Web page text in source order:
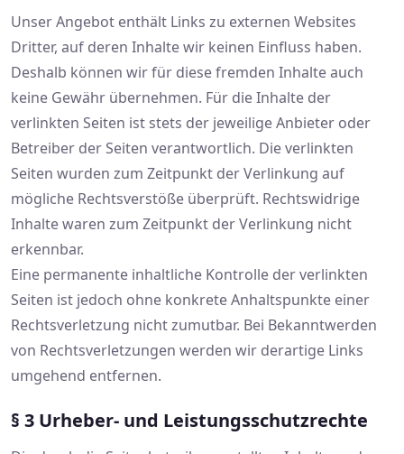
Unser Angebot enthält Links zu externen Websites
Dritter, auf deren Inhalte wir keinen Einfluss haben.
Deshalb können wir für diese fremden Inhalte auch
keine Gewähr übernehmen. Für die Inhalte der
verlinkten Seiten ist stets der jeweilige Anbieter oder
Betreiber der Seiten verantwortlich. Die verlinkten
Seiten wurden zum Zeitpunkt der Verlinkung auf
mögliche Rechtsverstöße überprüft. Rechtswidrige
Inhalte waren zum Zeitpunkt der Verlinkung nicht
erkennbar.
Eine permanente inhaltliche Kontrolle der verlinkten
Seiten ist jedoch ohne konkrete Anhaltspunkte einer
Rechtsverletzung nicht zumutbar. Bei Bekanntwerden
von Rechtsverletzungen werden wir derartige Links
umgehend entfernen.
§ 3 Urheber- und Leistungsschutzrechte